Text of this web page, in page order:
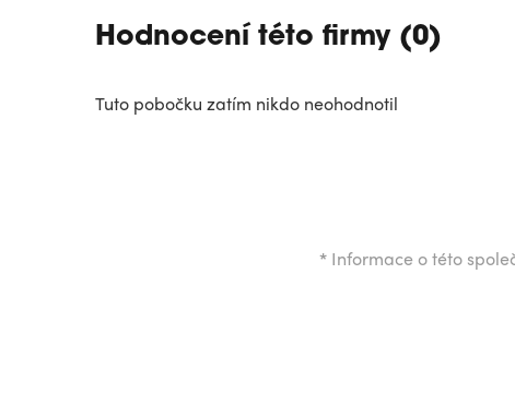
Hodnocení této firmy (0)
Tuto pobočku zatím nikdo neohodnotil
* Informace o této